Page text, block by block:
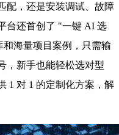
配，还是安装调试、故障
台还首创了 "一键 AI 选
海量项目案例，只需输
，新手也能轻松选对型
1 对 1 的定制化方案，解